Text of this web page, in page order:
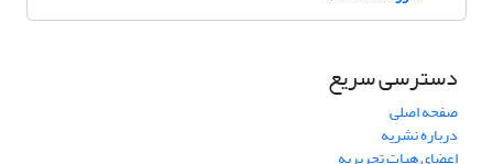
دسترسی سریع
صفحه اصلی
درباره نشریه
اعضای هیات تحریریه